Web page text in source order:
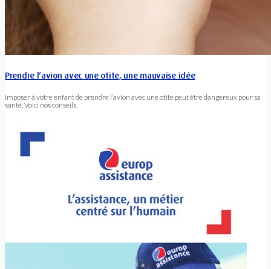
Prendre l’avion avec une otite, une mauvaise idée
Imposer à votre enfant de prendre l’avion avec une otite peut être dangereux pour sa
santé. Voici nos conseils.